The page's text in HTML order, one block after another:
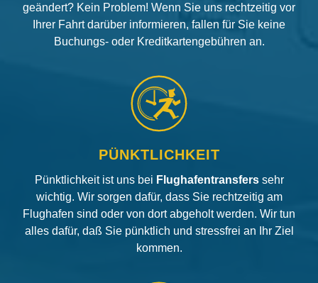
geändert? Kein Problem! Wenn Sie uns rechtzeitig vor
Ihrer Fahrt darüber informieren, fallen für Sie keine
Buchungs- oder Kreditkartengebühren an.
PÜNKTLICHKEIT
Pünktlichkeit ist uns bei Flughafentransfers sehr
wichtig. Wir sorgen dafür, dass Sie rechtzeitig am
Flughafen sind oder von dort abgeholt werden. Wir tun
alles dafür, daß Sie pünktlich und stressfrei an Ihr Ziel
kommen.